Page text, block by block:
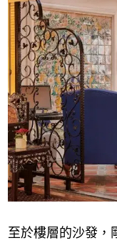
至於樓層的沙發，